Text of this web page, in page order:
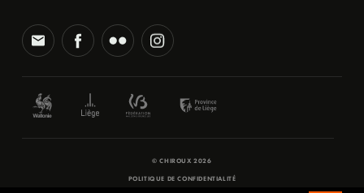
© CHIROUX 2026
POLITIQUE DE CONFIDENTIALITÉ